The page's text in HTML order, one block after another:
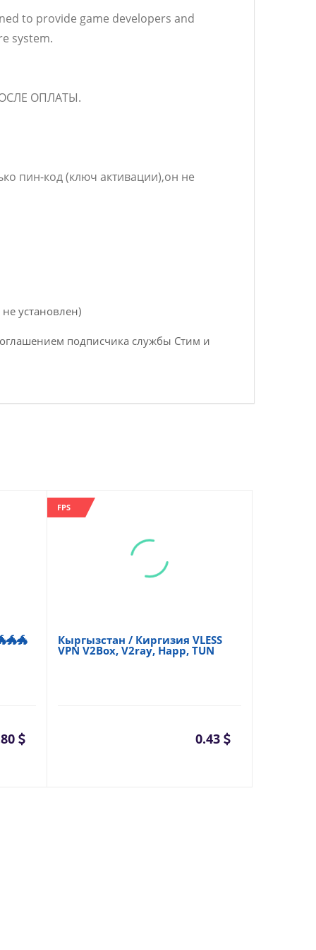
to provide game developers and
system.
ОПЛАТЫ.
пин-код (ключ активации),он не
установлен)
подписчика службы Стим и
FPS
Кыргызстан / Киргизия VLESS
VPN V2Box, V2ray, Happ, TUN
0.43